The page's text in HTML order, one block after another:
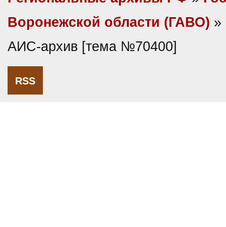
Воронежской области (ГАВО) »
АИС-архив [тема №70400]
RSS